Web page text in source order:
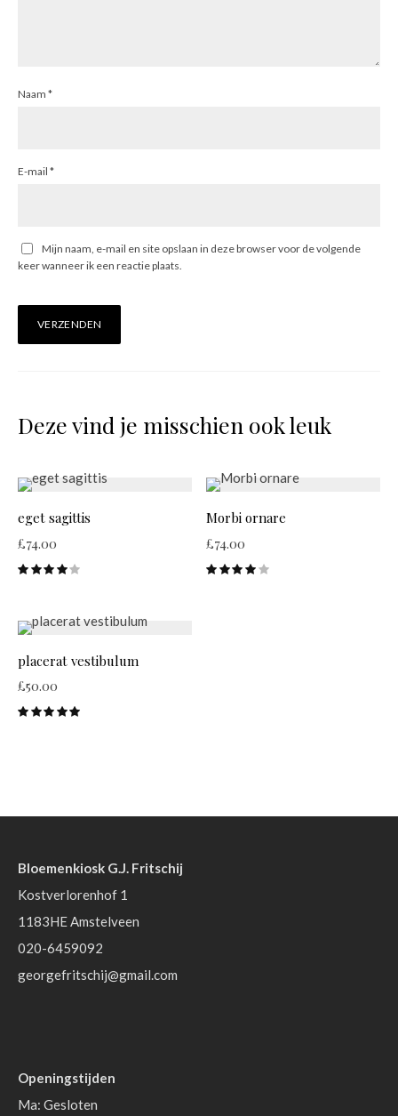
Naam *
E-mail *
Mijn naam, e-mail en site opslaan in deze browser voor de volgende
keer wanneer ik een reactie plaats.
Deze vind je misschien ook leuk
eget sagittis
£74.00
Morbi ornare
£74.00
placerat vestibulum
£50.00
Bloemenkiosk G.J. Fritschij
Kostverlorenhof 1
1183HE Amstelveen
020-6459092
georgefritschij@gmail.com
Openingstijden
Ma: Gesloten